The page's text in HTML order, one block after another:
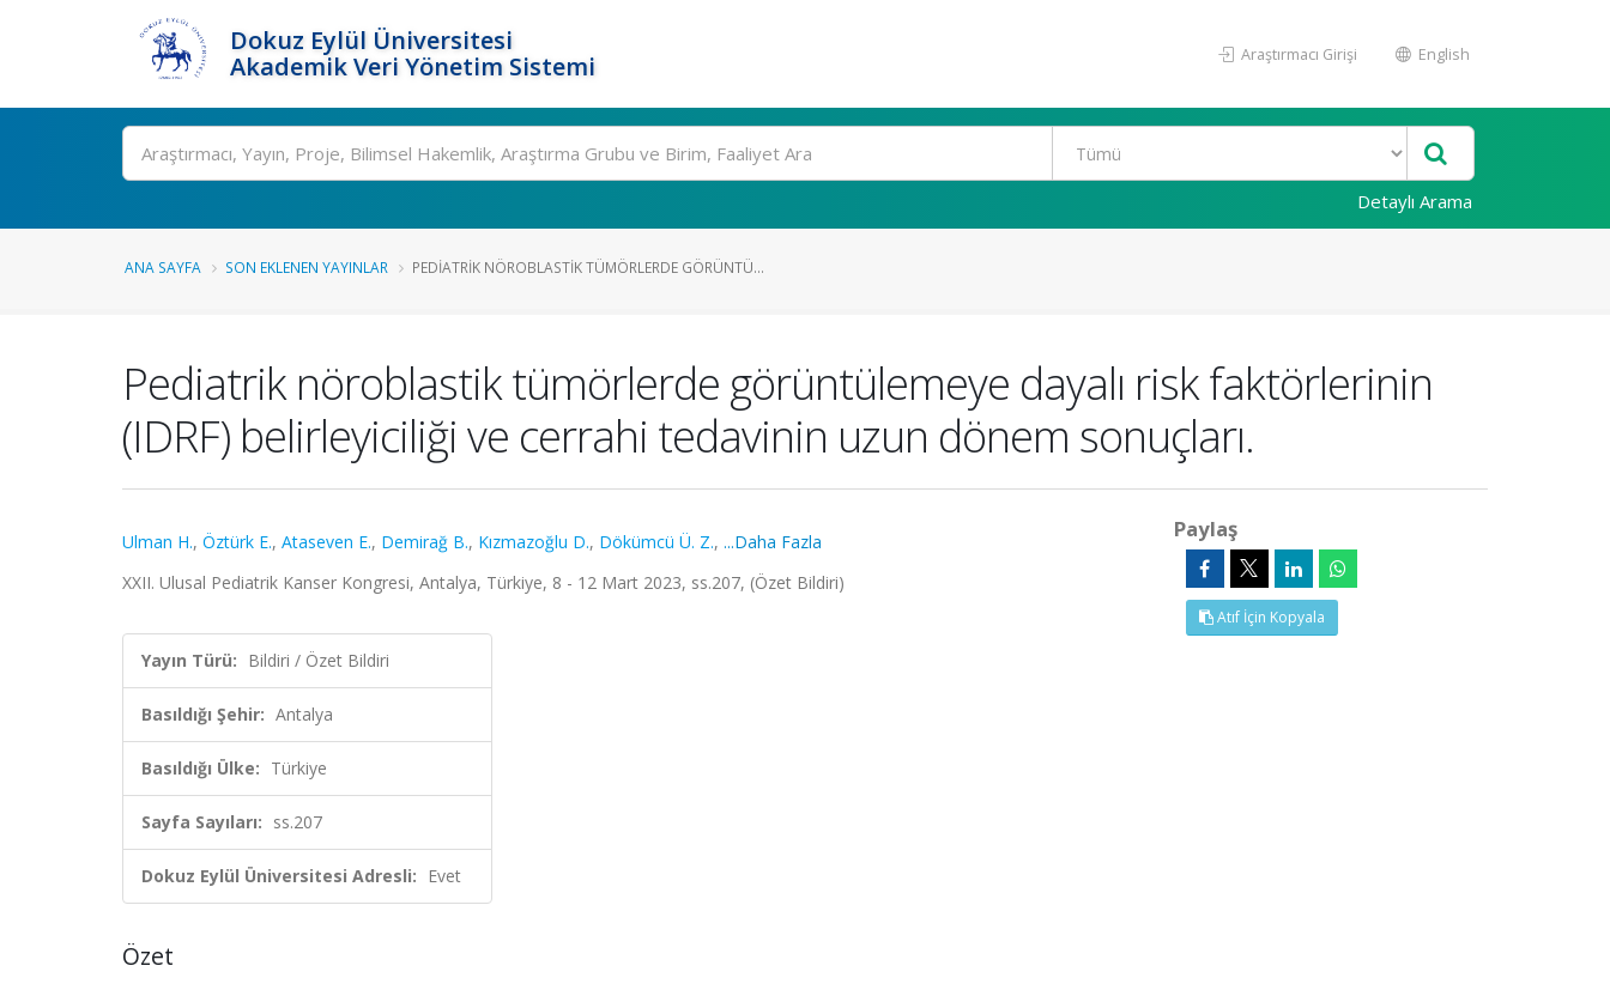
Dokuz Eylül Üniversitesi
Akademik Veri Yönetim Sistemi
Araştırmacı Girişi English
Ara
Detaylı Arama
ANA SAYFA SON EKLENEN YAYINLAR PEDIATRIK NÖROBLASTIK TÜMÖRLERDE GÖRÜNTÜ...
Pediatrik nöroblastik tümörlerde görüntülemeye dayalı risk faktörlerinin
(IDRF) belirleyiciliği ve cerrahi tedavinin uzun dönem sonuçları.
Ulman H., Öztürk E., Ataseven E., Demirağ B., Kızmazoğlu D., Dökümcü Ü. Z., ...Daha Fazla
XXII. Ulusal Pediatrik Kanser Kongresi, Antalya, Türkiye, 8 - 12 Mart 2023, ss.207, (Özet Bildiri)
Yayın Türü: Bildiri / Özet Bildiri
Basıldığı Şehir: Antalya
Basıldığı Ülke: Türkiye
Sayfa Sayıları: ss.207
Dokuz Eylül Üniversitesi Adresli: Evet
Özet
Paylaş
Atıf İçin Kopyala